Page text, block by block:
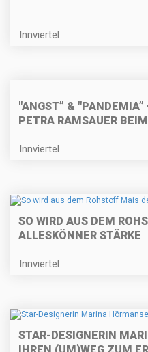
Innviertel
"ANGST” &
PETRA RAMSAUER
Innviertel
SO WIRD AUS DEM
ALLESKÖNNER STÄRKE
Innviertel
STAR-DESIGNERIN